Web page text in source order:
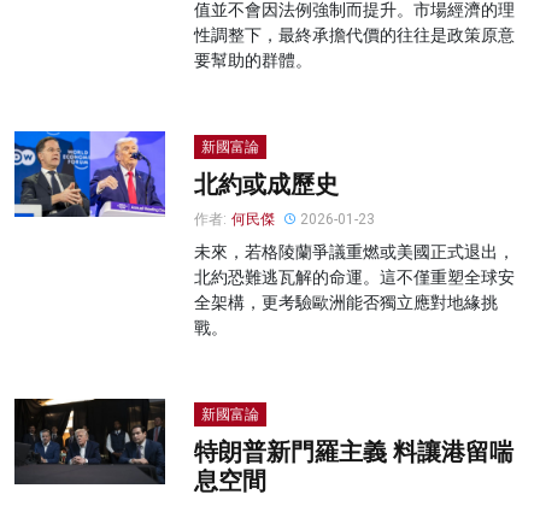
值並不會因法例強制而提升。市場經濟的理
性調整下，最終承擔代價的往往是政策原意
要幫助的群體。
新國富論
北約或成歷史
作者: 何民傑 2026-01-23
未來，若格陵蘭爭議重燃或美國正式退出，
北約恐難逃瓦解的命運。這不僅重塑全球安
全架構，更考驗歐洲能否獨立應對地緣挑
戰。
新國富論
特朗普新門羅主義 料讓港留喘
息空間